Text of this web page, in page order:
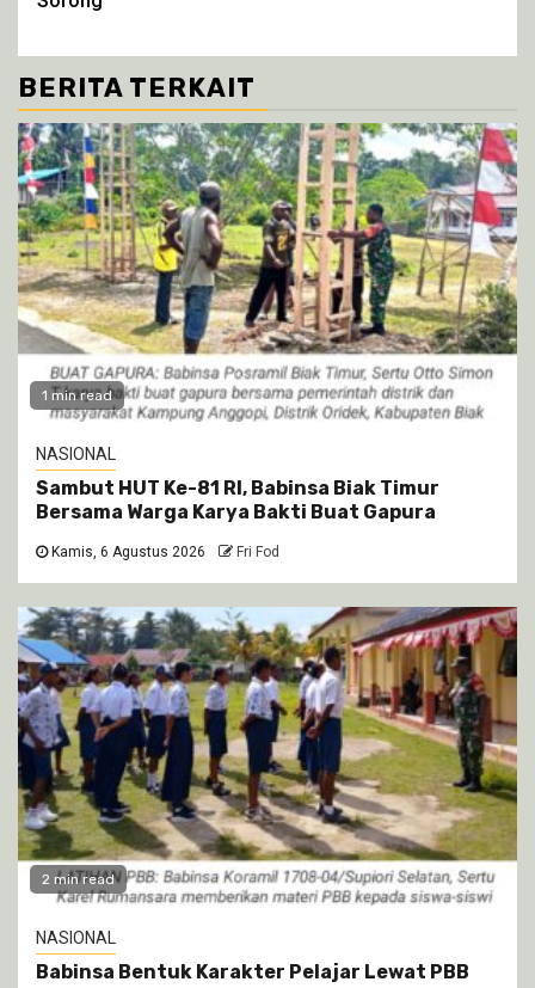
BERITA TERKAIT
1 min read
NASIONAL
Sambut HUT Ke-81 RI, Babinsa Biak Timur
Bersama Warga Karya Bakti Buat Gapura
Kamis, 6 Agustus 2026 Fri Fod
2 min read
NASIONAL
Babinsa Bentuk Karakter Pelajar Lewat PBB